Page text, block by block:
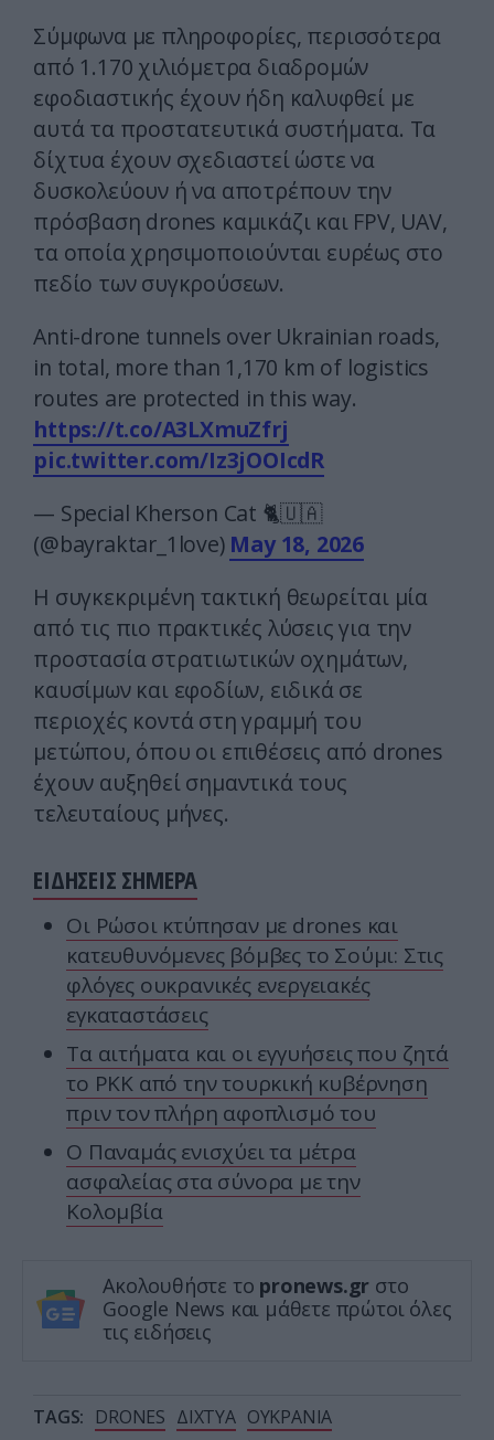
Σύμφωνα με πληροφορίες, περισσότερα
από 1.170 χιλιόμετρα διαδρομών
εφοδιαστικής έχουν ήδη καλυφθεί με
αυτά τα προστατευτικά συστήματα. Τα
δίχτυα έχουν σχεδιαστεί ώστε να
δυσκολεύουν ή να αποτρέπουν την
πρόσβαση drones καμικάζι και FPV, UAV,
τα οποία χρησιμοποιούνται ευρέως στο
πεδίο των συγκρούσεων.
Anti-drone tunnels over Ukrainian roads,
in total, more than 1,170 km of logistics
routes are protected in this way.
https://t.co/A3LXmuZfrj
pic.twitter.com/Iz3jOOIcdR
— Special Kherson Cat 🐈🇺🇦
(@bayraktar_1love) May 18, 2026
Η συγκεκριμένη τακτική θεωρείται μία
από τις πιο πρακτικές λύσεις για την
προστασία στρατιωτικών οχημάτων,
καυσίμων και εφοδίων, ειδικά σε
περιοχές κοντά στη γραμμή του
μετώπου, όπου οι επιθέσεις από drones
έχουν αυξηθεί σημαντικά τους
τελευταίους μήνες.
ΕΙΔΗΣΕΙΣ ΣΗΜΕΡΑ
Οι Ρώσοι κτύπησαν με drones και
κατευθυνόμενες βόμβες το Σούμι: Στις
φλόγες ουκρανικές ενεργειακές
εγκαταστάσεις
Τα αιτήματα και οι εγγυήσεις που ζητά
το PKK από την τουρκική κυβέρνηση
πριν τον πλήρη αφοπλισμό του
Ο Παναμάς ενισχύει τα μέτρα
ασφαλείας στα σύνορα με την
Κολομβία
Ακολουθήστε το pronews.gr στο
Google News και μάθετε πρώτοι όλες
τις ειδήσεις
TAGS: DRONES ΔΙΧΤΥΑ ΟΥΚΡΑΝΙΑ